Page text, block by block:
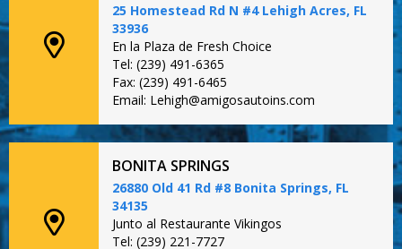
25 Homestead Rd N #4 Lehigh Acres, FL
33936
En la Plaza de Fresh Choice
Tel: (239) 491-6365
Fax: (239) 491-6465
Email: Lehigh@amigosautoins.com
BONITA SPRINGS
26880 Old 41 Rd #8 Bonita Springs, FL
34135
Junto al Restaurante Vikingos
Tel: (239) 221-7727